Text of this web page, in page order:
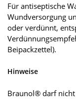
Für antiseptische
Wundversorgung
oder verdünnt,
Beipackzettel).
Hinweise
Braunol® darf